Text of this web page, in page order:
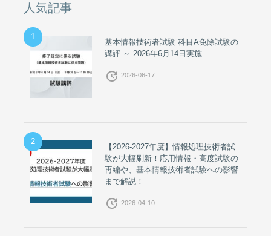
人気記事
1
基本情報技術者試験 科目A免除試験の
講評 ～ 2026年6月14日実施
update 2026-06-17
2
【2026-2027年度】情報処理技術者試
験が大幅刷新！応用情報・高度試験の
再編や、基本情報技術者試験への影響
まで解説！
update 2026-04-10